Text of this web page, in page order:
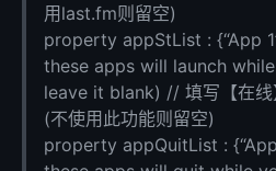
用last.fm则留空)
property appStList : {“App
these apps will launch
leave it blank) // 填写【在线
(不使用此功能则留空)
property appQuitList : {“App